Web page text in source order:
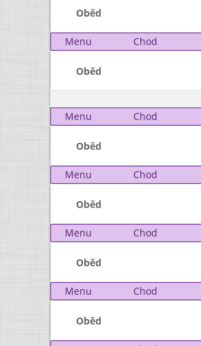
Oběd
Menu Chod
Oběd
Menu
Chod
Oběd
Menu Chod
Oběd
Menu Chod
Oběd
Menu Chod
Oběd